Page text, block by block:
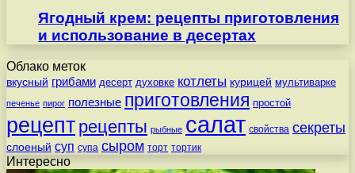
Ягодный крем: рецепты приготовления
и использование в десертах
Облако меток
вкусный грибами десерт духовке котлеты курицей мультиварке
печенье пирог полезные приготовления простой
рецепт рецепты рыбные салат свойства секреты
слоеный суп супа сыром торт тортик
Интересно